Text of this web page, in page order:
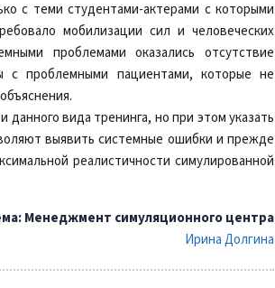
с теми студентами-актерами с которыми
мобилизации сил и человеческих
проблемами оказались отсутствие
с проблемными пациентами, которые не
вида тренинга, но при этом указать
выявить системные ошибки и прежде
реалистичности симулированной
Менеджмент симуляционного центра
Ирина Долгина